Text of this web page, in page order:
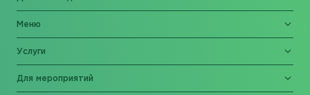
Меню
Услуги
Для мероприятий